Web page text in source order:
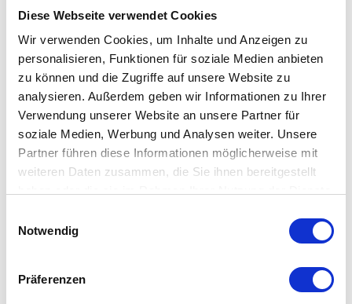
Diese Webseite verwendet Cookies
Wir verwenden Cookies, um Inhalte und Anzeigen zu
personalisieren, Funktionen für soziale Medien anbieten
zu können und die Zugriffe auf unsere Website zu
analysieren. Außerdem geben wir Informationen zu Ihrer
Verwendung unserer Website an unsere Partner für
soziale Medien, Werbung und Analysen weiter. Unsere
Partner führen diese Informationen möglicherweise mit
weiteren Daten zusammen, die Sie ihnen bereitgestellt
Datenschutzerklärung
Notwendig
Präferenzen
Weiß für Espresso, Blau für Cold Brew – eine klare, intuitive
Nutzerführung.
Pflegeleicht und durchdacht
Das Thermoblock-Heizsystem, das OPV-System mit
automatischem Kühlvorgang sowie ein Reinigungsprogramm
machen die Pflege besonders einfach. Die Entkalkungsfunktion
auf lange Sicht.
Besonderheiten